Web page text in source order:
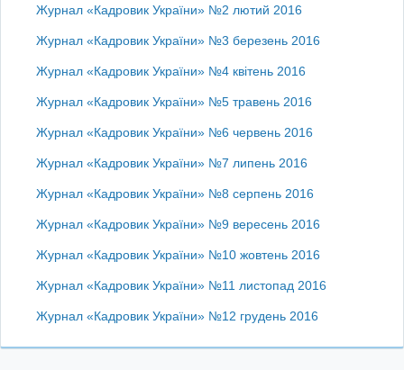
Журнал «Кадровик України» №2 лютий 2016
Журнал «Кадровик України» №3 березень 2016
Журнал «Кадровик України» №4 квітень 2016
Журнал «Кадровик України» №5 травень 2016
Журнал «Кадровик України» №6 червень 2016
Журнал «Кадровик України» №7 липень 2016
Журнал «Кадровик України» №8 серпень 2016
Журнал «Кадровик України» №9 вересень 2016
Журнал «Кадровик України» №10 жовтень 2016
Журнал «Кадровик України» №11 листопад 2016
Журнал «Кадровик України» №12 грудень 2016